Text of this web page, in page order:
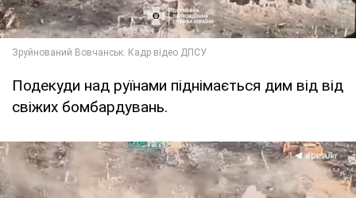
Подекуди над руїнами піднімається дим від від
свіжих бомбардувань.